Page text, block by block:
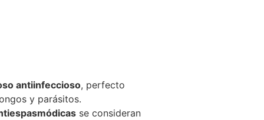
antiinfeccioso, perfecto
y parásitos.
se consideran